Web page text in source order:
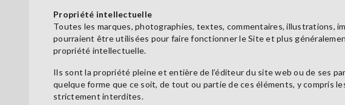
Propriété intellectuelle
Toutes les marques, photographies, textes, commentaires, illustrations,
pourraient être utilisées pour faire fonctionner le Site et plus
propriété intellectuelle.
Ils sont la propriété pleine et entière de l’éditeur du site web ou de ses
quelque forme que ce soit, de tout ou partie de ces éléments, y compris
strictement interdites.